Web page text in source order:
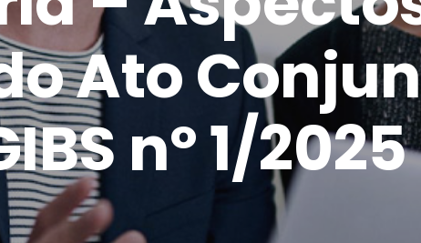
Ato
nº 1/2025